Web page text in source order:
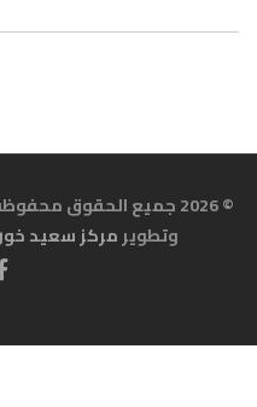
© 2026 جميع الحقوق
وتطويرمركز سعيد